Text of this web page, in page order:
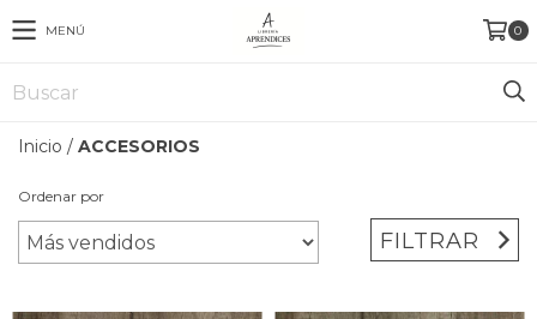
MENÚ 0
Inicio / ACCESORIOS
Ordenar por
FILTRAR